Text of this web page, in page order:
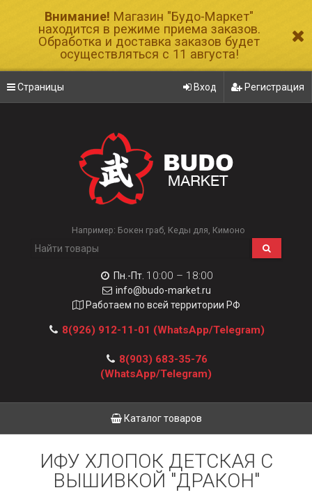
Внимание! Магазин "Будо-Маркет"
находится в режиме приема заказов.
Обработка и доставка заказов будет
осуществляться с 11 августа!
Страницы Вход Регистрация
Например: Бокен граб Кеды для Кимоно
Пн.-Пт. 10:00 – 18:00
info@budo-market.ru
Работаем по всей территории РФ
8(926) 912-11-01 (WhatsApp/Telegram)
8(903) 683-35-76
(WhatsApp/Telegram)
Каталог товаров
ИФУ ХЛОПОК ДЕТСКАЯ С
ВЫШИВКОЙ "ДРАКОН"